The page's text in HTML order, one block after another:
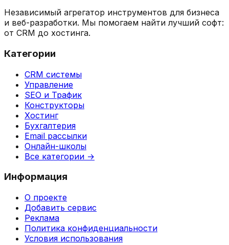
Независимый агрегатор инструментов для бизнеса
и веб-разработки. Мы помогаем найти лучший софт:
от CRM до хостинга.
Категории
CRM системы
Управление
SEO и Трафик
Конструкторы
Хостинг
Бухгалтерия
Email рассылки
Онлайн-школы
Все категории →
Информация
О проекте
Добавить сервис
Реклама
Политика конфиденциальности
Условия использования